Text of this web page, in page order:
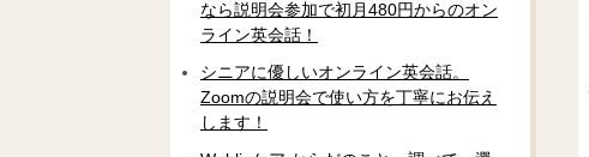
なら説明会参加で初月480円からのオン
ライン英会話！
シニアに優しいオンライン英会話。
Zoomの説明会で使い方を丁寧にお伝え
します！